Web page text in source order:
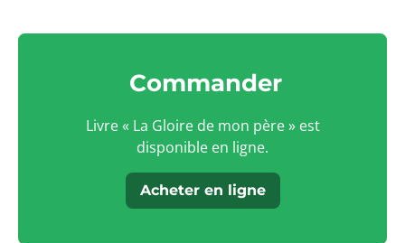
Commander
Livre « La Gloire de mon père » est
disponible en ligne.
Acheter en ligne